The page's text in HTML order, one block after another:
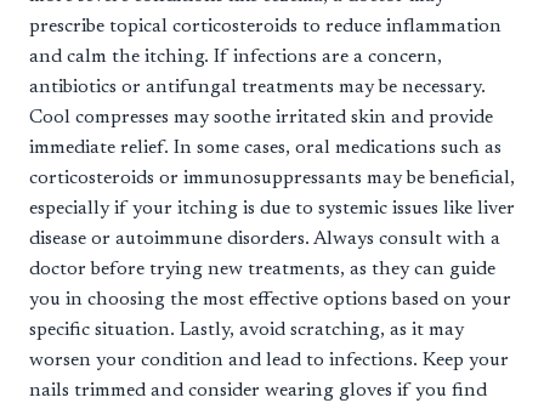
prescribe topical corticosteroids to reduce inflammation
and calm the itching. If infections are a concern,
antibiotics or antifungal treatments may be necessary.
Cool compresses may soothe irritated skin and provide
immediate relief. In some cases, oral medications such as
corticosteroids or immunosuppressants may be beneficial,
especially if your itching is due to systemic issues like liver
disease or autoimmune disorders. Always consult with a
doctor before trying new treatments, as they can guide
you in choosing the most effective options based on your
specific situation. Lastly, avoid scratching, as it may
worsen your condition and lead to infections. Keep your
nails trimmed and consider wearing gloves if you find